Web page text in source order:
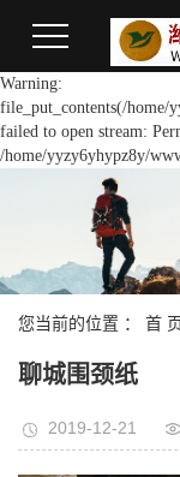
Warning:
file_put_contents(/home/
failed to open stream:
/home/yyzy6yhypz8y/
您当前的位置 ： 首 页
聊城围颈纸
2019-12-21